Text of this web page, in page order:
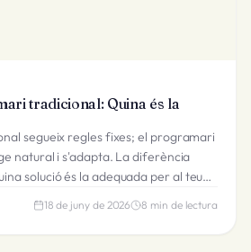
tradicional: Quina és la
segueix regles fixes; el programari
natural i s'adapta. La diferència
solució és la adequada per al teu
18 de juny de 2026 8 min de lectura